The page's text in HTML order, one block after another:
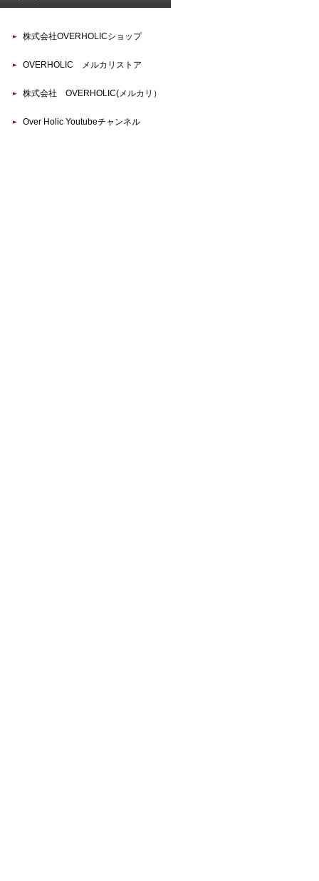
株式会社OVERHOLICショップ
OVERHOLIC メルカリストア
株式会社 OVERHOLIC(メルカリ）
Over Holic Youtubeチャンネル